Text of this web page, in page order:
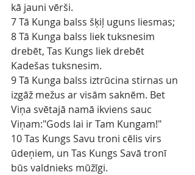
kā jauni vērši.
7 Tā Kunga balss šķiļ uguns liesmas;
8 Tā Kunga balss liek tuksnesim
drebēt, Tas Kungs liek drebēt
Kadešas tuksnesim.
9 Tā Kunga balss iztrūcina stirnas un
izgāž mežus ar visām saknēm. Bet
Viņa svētajā namā ikviens sauc
Viņam:"Gods lai ir Tam Kungam!"
10 Tas Kungs Savu troni cēlis virs
ūdeņiem, un Tas Kungs Savā tronī
būs valdnieks mūžīgi.